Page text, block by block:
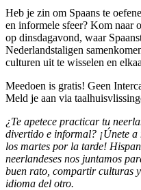
Heb je zin om Spaans te
en informele sfeer? Kom naar
op dinsdagavond, waar
Nederlandstaligen
culturen uit te wisselen en
Meedoen is gratis! Geen
Meld je aan via
¿Te apetece practicar tu
divertido e informal? ¡Únete a
los martes por la tarde!
neerlandeses nos juntamos
buen rato, compartir culturas
idioma del otro.